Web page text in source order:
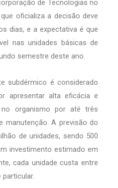
de Tecnologias no
oficializa a decisão deve
dias, e a expectativa é que
nas unidades básicas de
semestre deste ano.
subdérmico é considerado
apresentar alta eficácia e
no organismo por até três
manutenção. A previsão do
de unidades, sendo 500
investimento estimado em
cada unidade custa entre
particular.